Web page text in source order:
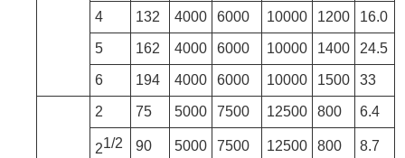
4 132 4000 6000 10000 1200 16.0
5 162 4000 6000 10000 1400 24.5
6 194 4000 6000 10000 1500 33
2 75 5000 7500 12500 800 6.4
21/2 90 5000 7500 12500 800 8.7